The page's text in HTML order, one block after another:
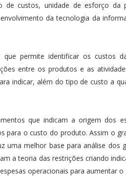
de custos, unidade de esforço da
da tecnologia da
permite identificar os custos
entre os produtos e as
indicar, além do tipo de custo a
que indicam a origem dos
para o custo do produto. Assim o
uma melhor base para análise dos
a teoria das restrições criando
operacionais para aumentar o